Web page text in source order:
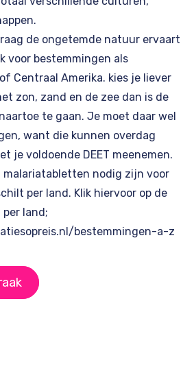
de ongetemde natuur ervaart
voor bestemmingen als
of Centraal Amerika. kies je liever
zon, zand en de zee dan is de
te gaan. Je moet daar wel
want die kunnen overdag
je voldoende DEET meenemen.
nodig zijn voor
per land. Klik hiervoor op de
land;
bestemmingen-a-z